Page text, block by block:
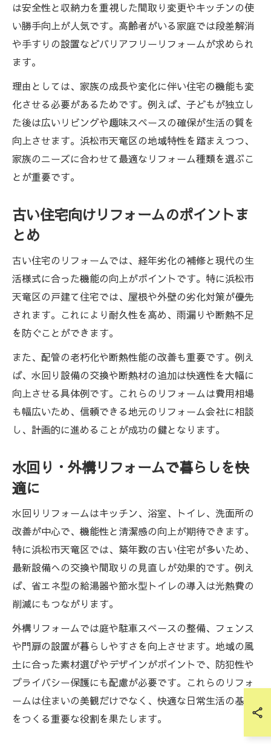
は安全性と収納力を重視した間取り変更やキッチンの使
い勝手向上が人気です。高齢者がいる家庭では段差解消
や手すりの設置などバリアフリーリフォームが求められ
ます。
理由としては、家族の成長や変化に伴い住宅の機能も変
化させる必要があるためです。例えば、子どもが独立し
た後は広いリビングや趣味スペースの確保が生活の質を
向上させます。浜松市天竜区の地域特性を踏まえつつ、
家族のニーズに合わせて最適なリフォーム種類を選ぶこ
とが重要です。
古い住宅向けリフォームのポイントま
とめ
古い住宅のリフォームでは、経年劣化の補修と現代の生
活様式に合った機能の向上がポイントです。特に浜松市
天竜区の戸建て住宅では、屋根や外壁の劣化対策が優先
されます。これにより耐久性を高め、雨漏りや断熱不足
を防ぐことができます。
また、配管の老朽化や断熱性能の改善も重要です。例え
ば、水回り設備の交換や断熱材の追加は快適性を大幅に
向上させる具体例です。これらのリフォームは費用相場
も幅広いため、信頼できる地元のリフォーム会社に相談
し、計画的に進めることが成功の鍵となります。
水回り・外構リフォームで暮らしを快
適に
水回りリフォームはキッチン、浴室、トイレ、洗面所の
改善が中心で、機能性と清潔感の向上が期待できます。
特に浜松市天竜区では、築年数の古い住宅が多いため、
最新設備への交換や間取りの見直しが効果的です。例え
ば、省エネ型の給湯器や節水型トイレの導入は光熱費の
削減にもつながります。
外構リフォームでは庭や駐車スペースの整備、フェンス
や門扉の設置が暮らしやすさを向上させます。地域の風
土に合った素材選びやデザインがポイントで、防犯性や
プライバシー保護にも配慮が必要です。これらのリフォ
ームは住まいの美観だけでなく、快適な日常生活の基盤
をつくる重要な役割を果たします。